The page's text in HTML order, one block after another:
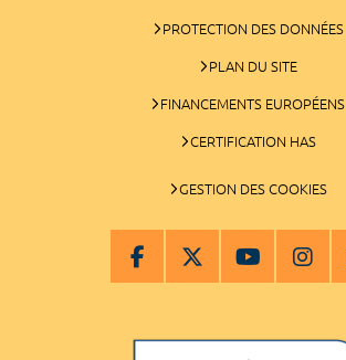
PROTECTION DES DONNÉES
PLAN DU SITE
FINANCEMENTS EUROPÉENS
CERTIFICATION HAS
GESTION DES COOKIES